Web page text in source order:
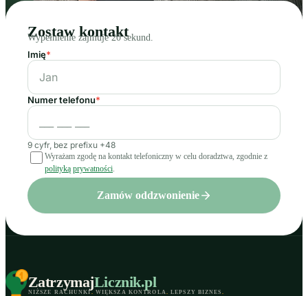
Zostaw kontakt
Wypełnienie zajmuje 20 sekund.
Imię*
Numer telefonu*
9 cyfr, bez prefixu +48
Wyrażam zgodę na kontakt telefoniczny w celu doradztwa, zgodnie z
polityką prywatności.
Zamów oddzwonienie
ZatrzymajLicznik.pl
NIŻSZE RACHUNKI. WIĘKSZA KONTROLA. LEPSZY BIZNES .